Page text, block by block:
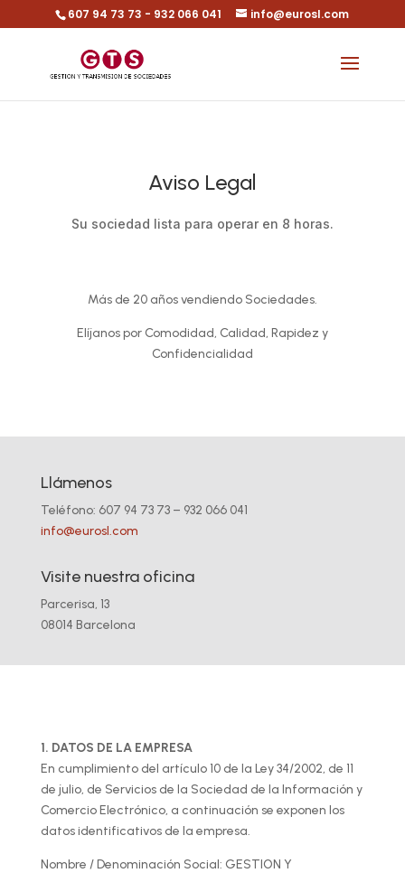
607 94 73 73 - 932 066 041 info@eurosl.com
Aviso Legal
Su sociedad lista para operar en 8 horas.
Más de 20 años vendiendo Sociedades.
Elíjanos por Comodidad, Calidad, Rapidez y
Confidencialidad
Llámenos
Teléfono: 607 94 73 73 – 932 066 041
info@eurosl.com
Visite nuestra oficina
Parcerisa, 13
08014 Barcelona
1. DATOS DE LA EMPRESA
En cumplimiento del artículo 10 de la Ley 34/2002, de 11
de julio, de Servicios de la Sociedad de la Información y
Comercio Electrónico, a continuación se exponen los
datos identificativos de la empresa.
Nombre / Denominación Social: GESTION Y